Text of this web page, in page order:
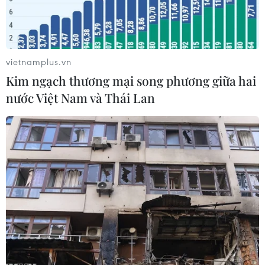
Các đại biểu và đại diện Vietcombank thực hiện nghi thức long
trọng tại Hội nghị. (Ảnh: CTV/Vietnam+)
Ông Nghiêm Xuân Thành-Chủ tịch Hội đồng
quản trị Ngân hàng Thương mại cổ phần Ngoại
thương Việt Nam (Vietcombank) cho biết ngân
vietnamplus.vn
Kim ngạch thương mại song phương giữa hai
nước Việt Nam và Thái Lan